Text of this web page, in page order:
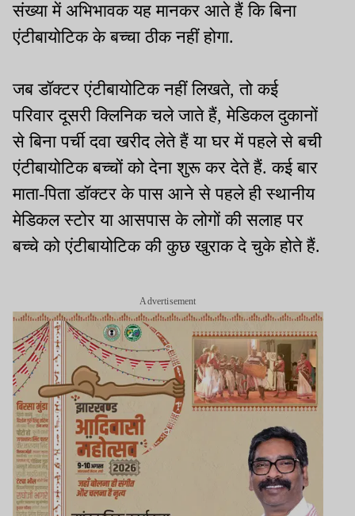
संख्या में अभिभावक यह मानकर आते हैं कि बिना
एंटीबायोटिक के बच्चा ठीक नहीं होगा.
जब डॉक्टर एंटीबायोटिक नहीं लिखते, तो कई
परिवार दूसरी क्लिनिक चले जाते हैं, मेडिकल दुकानों
से बिना पर्ची दवा खरीद लेते हैं या घर में पहले से बची
एंटीबायोटिक बच्चों को देना शुरू कर देते हैं. कई बार
माता-पिता डॉक्टर के पास आने से पहले ही स्थानीय
मेडिकल स्टोर या आसपास के लोगों की सलाह पर
बच्चे को एंटीबायोटिक की कुछ खुराक दे चुके होते हैं.
Advertisement